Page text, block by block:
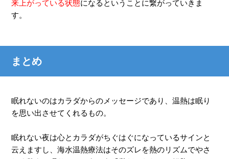
来上がっている状態になるということに繋がっていきま
す。
まとめ
眠れないのはカラダからのメッセージであり、温熱は眠り
を思い出させてくれるもの。
眠れない夜は心とカラダがちぐはぐになっているサインと
云えますし、海水温熱療法はそのズレを熱のリズムでやさ